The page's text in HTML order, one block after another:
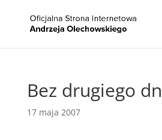
Bez drugiego
17 maja 2007